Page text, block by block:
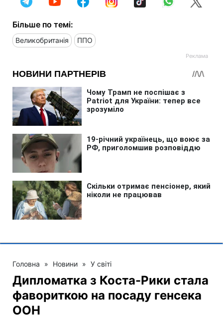
Більше по темі:
Великобританія ППО
Головна » Новини » У світі
Дипломатка з Коста-Рики стала
фавориткою на посаду генсека
ООН